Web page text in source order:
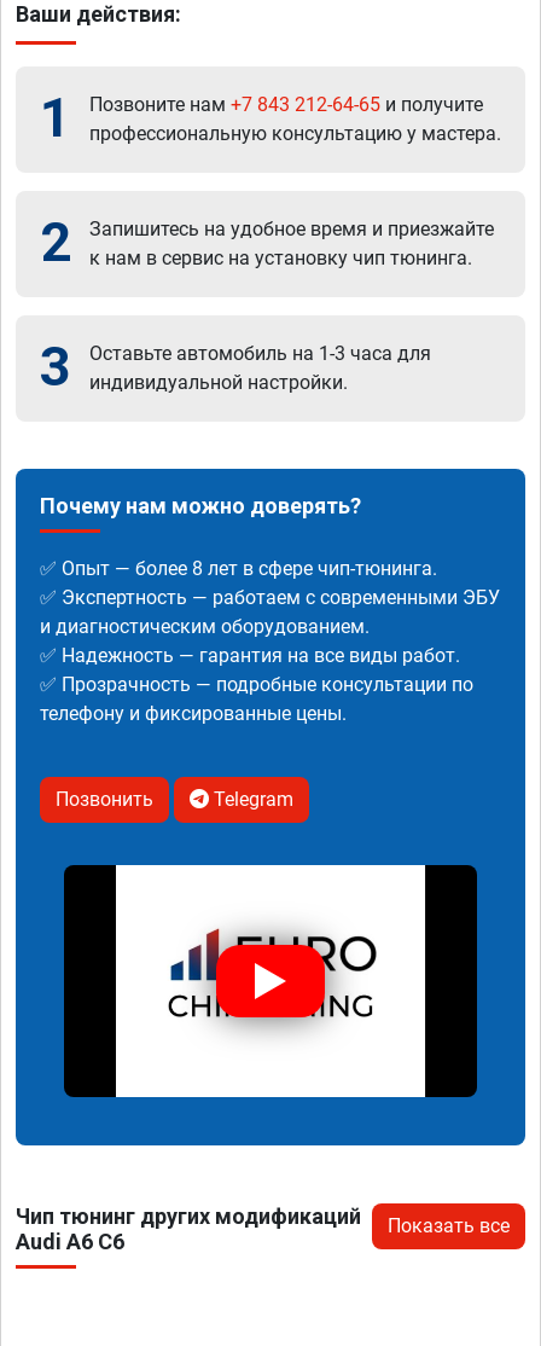
Ваши действия:
1 Позвоните нам +7 843 212-64-65 и получите
профессиональную консультацию у мастера.
2
Запишитесь на удобное время и приезжайте
к нам в сервис на установку чип тюнинга.
3
Оставьте автомобиль на 1-3 часа для
индивидуальной настройки.
Почему нам можно доверять?
✅ Опыт — более 8 лет в сфере чип-тюнинга.
✅ Экспертность — работаем с современными ЭБУ
и диагностическим оборудованием.
✅ Надежность — гарантия на все виды работ.
✅ Прозрачность — подробные консультации по
телефону и фиксированные цены.
Позвонить Telegram
Чип тюнинг других модификаций
Audi A6 C6
Показать все